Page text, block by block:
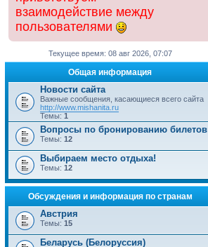
взаимодействие между
пользователями
Текущее время: 08 авг 2026, 07:07
Общая информация
Новости сайта
Важные сообщения, касающиеся всего сайта
http://www.mishanita.ru
Темы: 1
Вопросы по бронированию билетов
Темы: 12
Выбираем место отдыха!
Темы: 12
Обсуждения и информация по странам
Австрия
Темы: 15
Беларусь (Белоруссия)